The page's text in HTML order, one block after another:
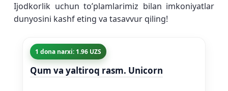
Ijodkorlik uchun to’plamlarimiz bilan imkoniyatlar
dunyosini kashf eting va tasavvur qiling!
1 dona narxi: 1.96 UZS
Qum va yaltiroq rasm. Unicorn